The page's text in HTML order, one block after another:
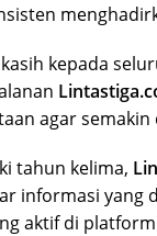
kepada
agar semakin
tahun kelima,
informasi yang
aktif di